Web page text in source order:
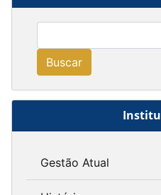
Buscar
Gestão Atual